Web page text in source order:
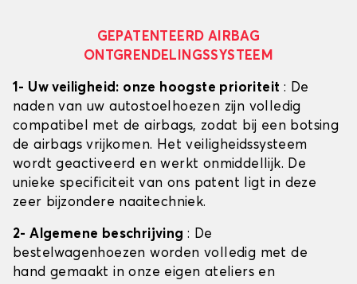
GEPATENTEERD AIRBAG
ONTGRENDELINGSSYSTEEM
1- Uw veiligheid: onze hoogste prioriteit : De
naden van uw autostoelhoezen zijn volledig
compatibel met de airbags, zodat bij een botsing
de airbags vrijkomen. Het veiligheidssysteem
wordt geactiveerd en werkt onmiddellijk. De
unieke specificiteit van ons patent ligt in deze
zeer bijzondere naaitechniek.
2- Algemene beschrijving : De
bestelwagenhoezen worden volledig met de
hand gemaakt in onze eigen ateliers en